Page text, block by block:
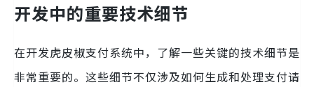
开发中的重要技术细节
在开发虎皮椒支付系统中，了解一些关键的技术细节是
非常重要的。这些细节不仅涉及如何生成和处理支付请